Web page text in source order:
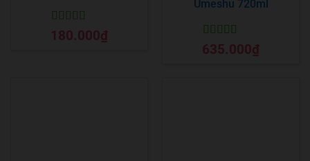
Được xếp
hạng55 sao
180.000₫
Umeshu 720ml
Được xếp
hạng55 sao
635.000₫